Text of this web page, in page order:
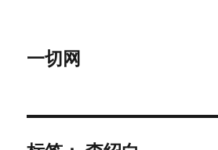
一切网